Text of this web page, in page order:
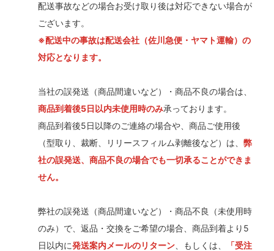
配送事故などの場合お受け取り後は対応できない場合が
ございます。
※配送中の事故は配送会社（佐川急便・ヤマト運輸）の
対応となります。
当社の誤発送（商品間違いなど）・商品不良の場合は、
商品到着後5日以内未使用時のみ承っております。
商品到着後5日以降のご連絡の場合や、商品ご使用後
（型取り、裁断、リリースフィルム剥離後など）は、 弊
社の誤発送、商品不良の場合でも一切承ることができま
せん。
弊社の誤発送（商品間違いなど）・商品不良（未使用時
のみ）で、返品・交換をご希望の場合、商品到着より5
日以内に発送案内メールのリターン 、もしくは、
「受注